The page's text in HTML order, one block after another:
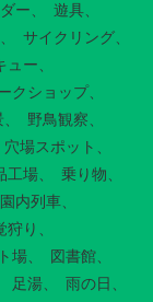
ー
遊具
サイクリング
ュー
クショップ
野鳥観察
穴場スポット
工場
乗り物
園内列車
狩り
場
図書館
足湯 雨の日